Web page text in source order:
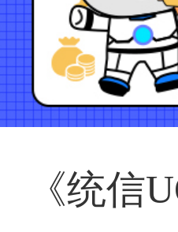
《统信